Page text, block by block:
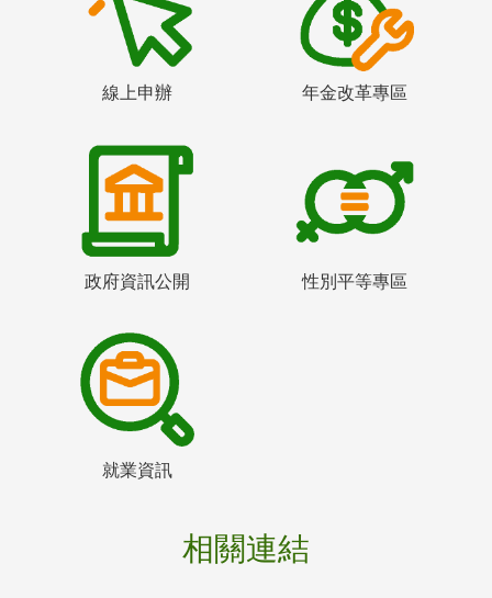
線上申辦 年金改革專區
政府資訊公開 性別平等專區
就業資訊
相關連結